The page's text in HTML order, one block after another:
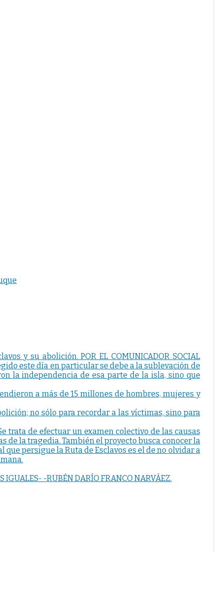
y su abolición. POR EL COMUNICADOR SOCIAL
este día en particular se debe a la sublevación de
la independencia de esa parte de la isla, sino que
a más de 15 millones de hombres, mujeres y
no sólo para recordar a las víctimas, sino para
trata de efectuar un examen colectivo de las causas
de la tragedia. También el proyecto busca conocer la
persigue la Ruta de Esclavos es el de no olvidar a
IGUALES- -RUBÉN DARÍO FRANCO NARVÁEZ.